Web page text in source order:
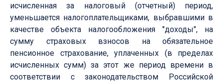
исчисленная за налоговый (отчетный) период,
уменьшается налогоплательщиками, выбравшими в
качестве объекта налогообложения "доходы", на
сумму страховых взносов на обязательное
пенсионное страхование, уплаченных (в пределах
исчисленных сумм) за этот же период времени в
соответствии с законодательством Российской